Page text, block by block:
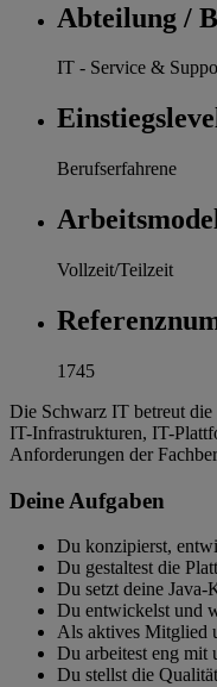
Abteilung /
IT - Service &
Berufserfahrene
Vollzeit/Teilzeit
1745
Die Schwarz IT betreut
IT-Infrastrukturen, IT-
Anforderungen der
Deine Aufgaben
Du konzipierst,
Du gestaltest die
Du setzt deine Java-
Du entwickelst und
Als aktives Mitglied
Du arbeitest eng mit
Du stellst die